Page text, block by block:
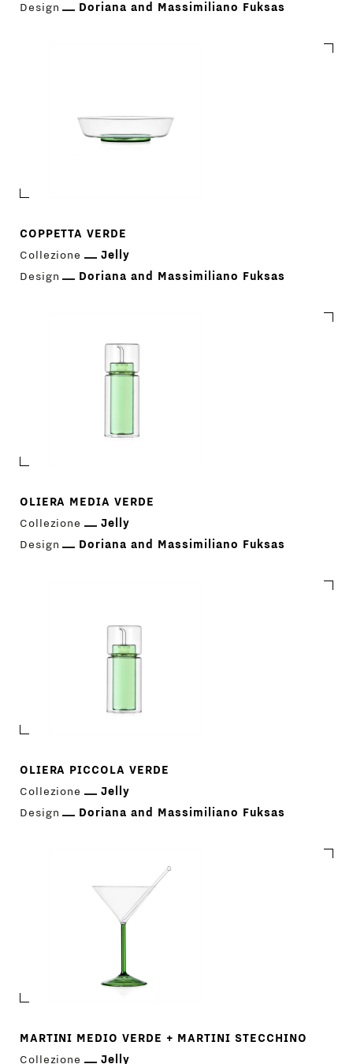
PRODOTTI
DESIGNER
NEWS
Design
Doriana and Massimiliano Fuksas
COPPETTA VERDE
Collezione
Jelly
Design
Doriana and Massimiliano Fuksas
OLIERA MEDIA VERDE
Collezione
Jelly
Design
Doriana and Massimiliano Fuksas
OLIERA PICCOLA VERDE
Collezione
Jelly
Design
Doriana and Massimiliano Fuksas
MARTINI MEDIO VERDE + MARTINI STECCHINO
Collezione
Jelly